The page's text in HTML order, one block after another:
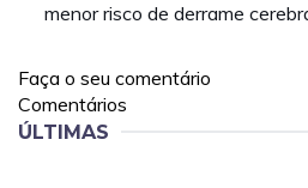
menor risco de derrame
Faça o seu comentário
Comentários
ÚLTIMAS